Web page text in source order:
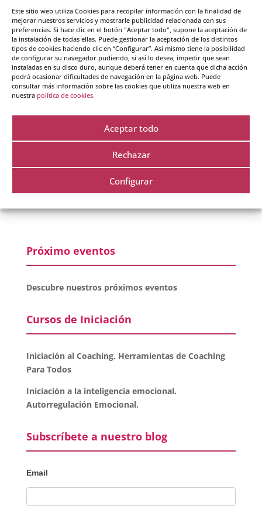
Este sitio web utiliza Cookies para recopilar información con la finalidad de
mejorar nuestros servicios y mostrarle publicidad relacionada con sus
preferencias. Si hace clic en el botón "Aceptar todo", supone la aceptación de
la instalación de todas ellas. Puede gestionar la aceptación de los distintos
tipos de cookies haciendo clic en “Configurar”. Así mismo tiene la posibilidad
de configurar su navegador pudiendo, si así lo desea, impedir que sean
instaladas en su disco duro, aunque deberá tener en cuenta que dicha acción
podrá ocasionar dificultades de navegación en la página web. Puede
consultar más información sobre las cookies que utiliza nuestra web en
nuestra política de cookies.
Aceptar todo
Rechazar
Configurar
Cursos destacados
Curso coaching
Curso coaching online
Curso coaching equipos y liderazgo
Curso inteligencia emocional online
Próximo eventos
Descubre nuestros próximos eventos
Cursos de Iniciación
Iniciación al Coaching. Herramientas de Coaching
Para Todos
Iniciación a la inteligencia emocional.
Autorregulación Emocional.
Subscríbete a nuestro blog
Email